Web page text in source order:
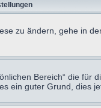
zu ändern, gehe in
Bereich“ die für
ein guter Grund, dies